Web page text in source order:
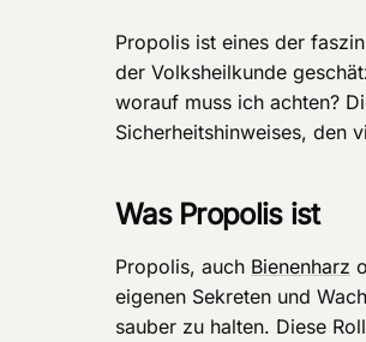
Propolis ist eines der
der Volksheilkunde
worauf muss ich achten?
Sicherheitshinweises, den
Was Propolis ist
Propolis, auch Bienenharz
eigenen Sekreten und
sauber zu halten. Diese